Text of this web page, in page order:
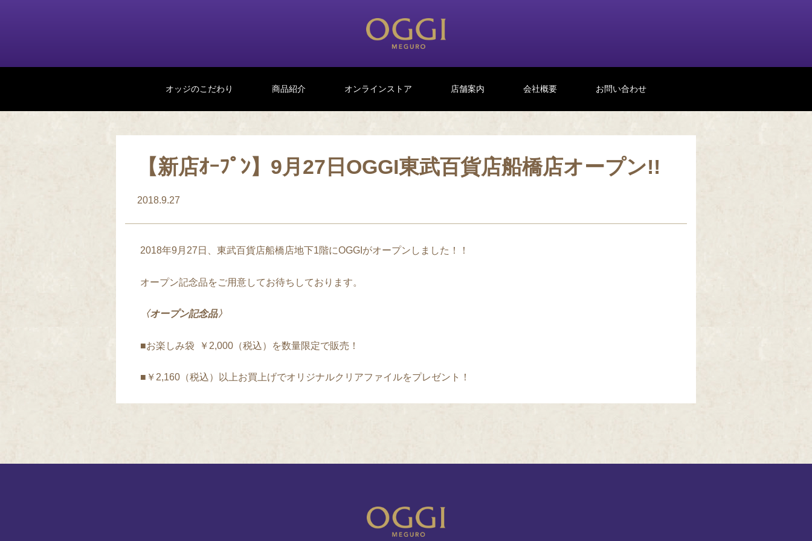
オッジのこだわり 商品紹介 オンラインストア 店舗案内 会社概要 お問い合わせ
【新店ｵｰﾌﾟﾝ】9月27日OGGI東武百貨店船橋店オープン!!
2018.9.27
2018年9月27日、東武百貨店船橋店地下1階にOGGIがオープンしました！！
オープン記念品をご用意してお待ちしております。
〈オープン記念品〉
■お楽しみ袋 ￥2,000（税込）を数量限定で販売！
■￥2,160（税込）以上お買上げでオリジナルクリアファイルをプレゼント！